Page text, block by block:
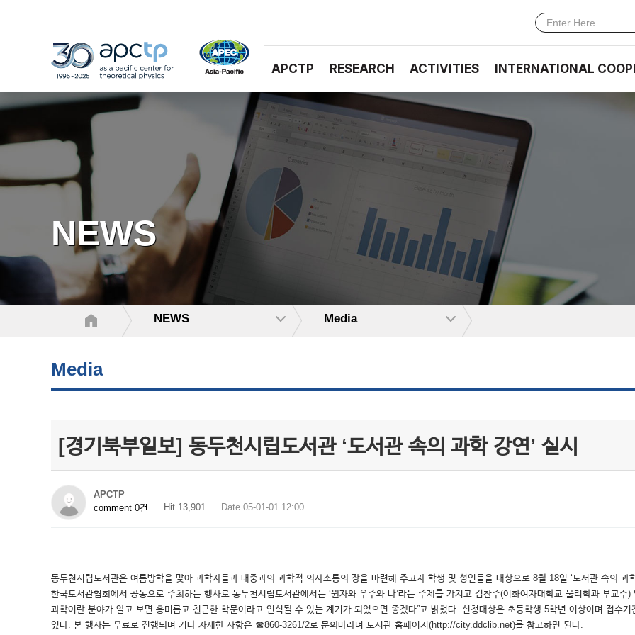
APCTP RESEARCH ACTIVITIES INTERNATIONAL
NEWS
NEWS Media
Media
[경기북부일보] 동두천시립도서관 ‘도서관 속의 과학 강연’ 실시
APCTP
comment 0건
Hit 13,901 Date 05-01-01 12:00
동두천시립도서관은 여름방학을 맞아 과학자들과 대중과의 과학적 의사소통의 장을 마련해 주고자 학생 및 성인들을 대상으로 8월 18일 ‘도서관 속의
한국도서관협회에서 공동으로 주최하는 행사로 동두천시립도서관에서는 ‘원자와 우주와 나’라는 주제를 가지고 김찬주(이화여자대학교 물리학과 부교
과학이란 분야가 알고 보면 흥미롭고 친근한 학문이라고 인식될 수 있는 계기가 되었으면 좋겠다”고 밝혔다. 신청대상은 초등학생 5학년 이상이며 접수
있다. 본 행사는 무료로 진행되며 기타 자세한 사항은 ☎860-3261/2로 문의바라며 도서관 홈페이지(http://city.ddclib.net)를 참고하면 된다.